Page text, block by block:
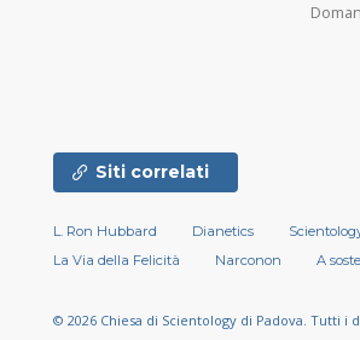
Siti correlati
L. Ron Hubbard Dianetics
La Via della Felicità
Narconon A
© 2026 Chiesa di Scientology di Padova. Tutti i